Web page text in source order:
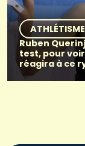
ATHLÉTISME
Ruben
test, pour
réagira à ce